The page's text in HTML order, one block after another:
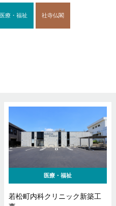
医療・福祉 社寺仏閣
医療・福祉
若松町内科クリニック新築工